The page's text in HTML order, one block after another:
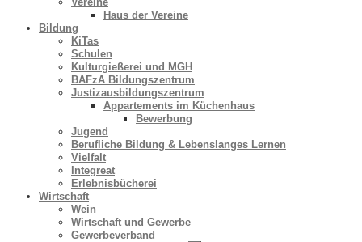
Haus der Vereine
Bildung
KiTas
Schulen
Kulturgießerei und MGH
BAFzA Bildungszentrum
Justizausbildungszentrum
Appartements im Küchenhaus
Bewerbung
Jugend
Berufliche Bildung & Lebenslanges Lernen
Vielfalt
Integreat
Erlebnisbücherei
Wirtschaft
Wein
Wirtschaft und Gewerbe
Gewerbeverband